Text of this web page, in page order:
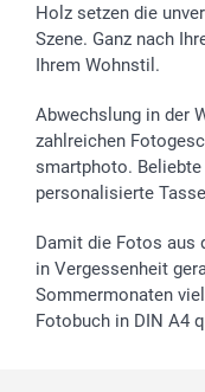
Holz setzen die
Szene. Ganz nach
Ihrem Wohnstil.
Abwechslung in der
zahlreichen
smartphoto.
personalisierte
Damit die Fotos aus
in Vergessenheit
Sommermonaten
Fotobuch in DIN A4